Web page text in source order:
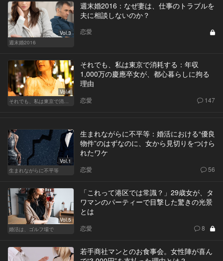
Vol.3
週末婚2016
週末婚2016：なぜ妻は、仕事のトラブルを
夫に相談しないのか？
恋愛
Vol.1
それでも、私は東京で消耗する
それでも、私は東京で消耗する：年収
1,000万の慶應卒女が、都心暮らしに拘る
理由
恋愛 147
Vol.1
生まれながらに不平等
生まれながらに不平等：婚活における“優良
物件”のはずなのに、女から見切りをつけら
れたワケ
恋愛 56
Vol.5
婚活は、ゴルフ場で
「これって港区では常識？」29歳女が、タ
ワマンのパーティーで目撃した驚きの光景
とは
恋愛 8
若手商社マンとのお食事会。女性陣が喜ん